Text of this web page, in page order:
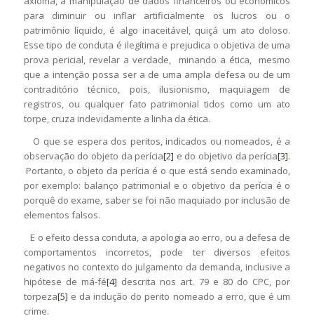
para diminuir ou inflar artificialmente os lucros ou o
patrimônio líquido, é algo inaceitável, quiçá um ato doloso.
Esse tipo de conduta é ilegítima e prejudica o objetiva de uma
prova pericial, revelar a verdade, minando a ética, mesmo
que a intenção possa ser a de uma ampla defesa ou de um
contraditório técnico, pois, ilusionismo, maquiagem de
registros, ou qualquer fato patrimonial tidos como um ato
torpe, cruza indevidamente a linha da ética.
O que se espera dos peritos, indicados ou nomeados, é a
observação do objeto da perícia[2] e do objetivo da perícia[3].
Portanto, o objeto da perícia é o que está sendo examinado,
por exemplo: balanço patrimonial e o objetivo da perícia é o
porquê do exame, saber se foi não maquiado por inclusão de
elementos falsos.
E o efeito dessa conduta, a apologia ao erro, ou a defesa de
comportamentos incorretos, pode ter diversos efeitos
negativos no contexto do julgamento da demanda, inclusive a
hipótese de má-fé[4] descrita nos art. 79 e 80 do CPC, por
torpeza[5] e da indução do perito nomeado a erro, que é um
crime.